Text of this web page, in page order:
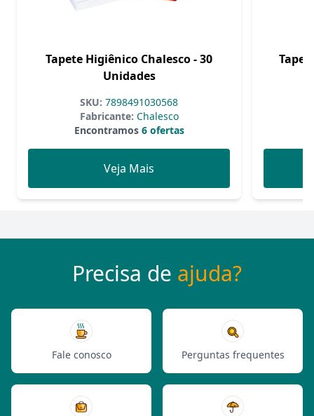
Tapete Higiênico Chalesco - 30
Unidades
SKU: 7898491030568
Fabricante: Chalesco
Encontramos6 ofertas
Veja Mais
Precisa de ajuda?
Fale conosco Perguntas frequentes